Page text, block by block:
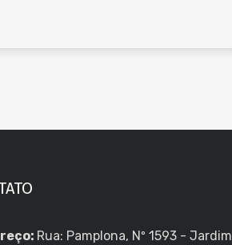
Rua: Pamplona, Nº 1593 - Jardim